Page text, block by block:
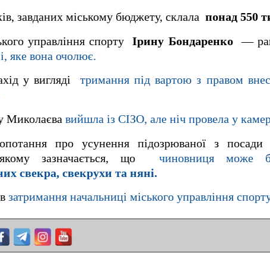
завданих міському бюджету, склала понад 550
управління спортуІрину Бондаренко—
яке вона очолює.
у виглядітримання під вартою з правом
Миколаєва вийшла із СІЗО, але ніч провела у
про усунення підозрюваної з посади
зазначається, що чиновниця може
свекра, свекрухи та няні.
затримання начальниці міського управління